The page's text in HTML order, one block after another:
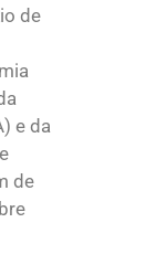
de
e da
de